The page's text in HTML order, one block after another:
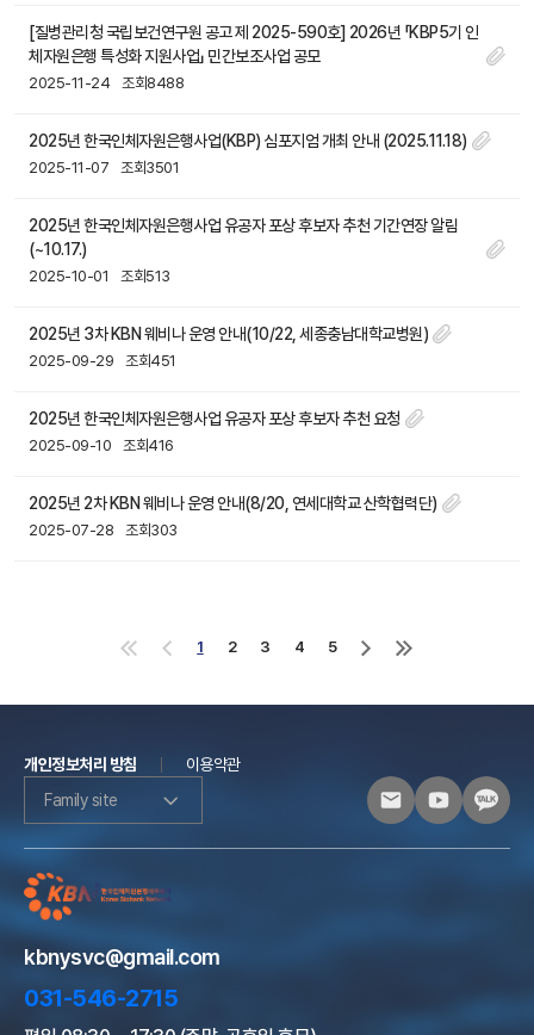
[질병관리청 국립보건연구원 공고 제 2025-590호] 2026년 「KBP5기 인
체자원은행 특성화 지원사업」 민간보조사업 공모
2025-11-24 조회8488
2025년 한국인체자원은행사업(KBP) 심포지엄 개최 안내 (2025.11.18)
2025-11-07 조회3501
2025년 한국인체자원은행사업 유공자 포상 후보자 추천 기간연장 알림
(~10.17.)
2025-10-01 조회513
2025년 3차 KBN 웨비나 운영 안내(10/22, 세종충남대학교병원)
2025-09-29 조회451
2025년 한국인체자원은행사업 유공자 포상 후보자 추천 요청
2025-09-10 조회416
2025년 2차 KBN 웨비나 운영 안내(8/20, 연세대학교 산학협력단)
2025-07-28 조회303
1 2 3 4
5
개인정보처리 방침
이용약관
Family site
kbnysvc@gmail.com
031-546-2715